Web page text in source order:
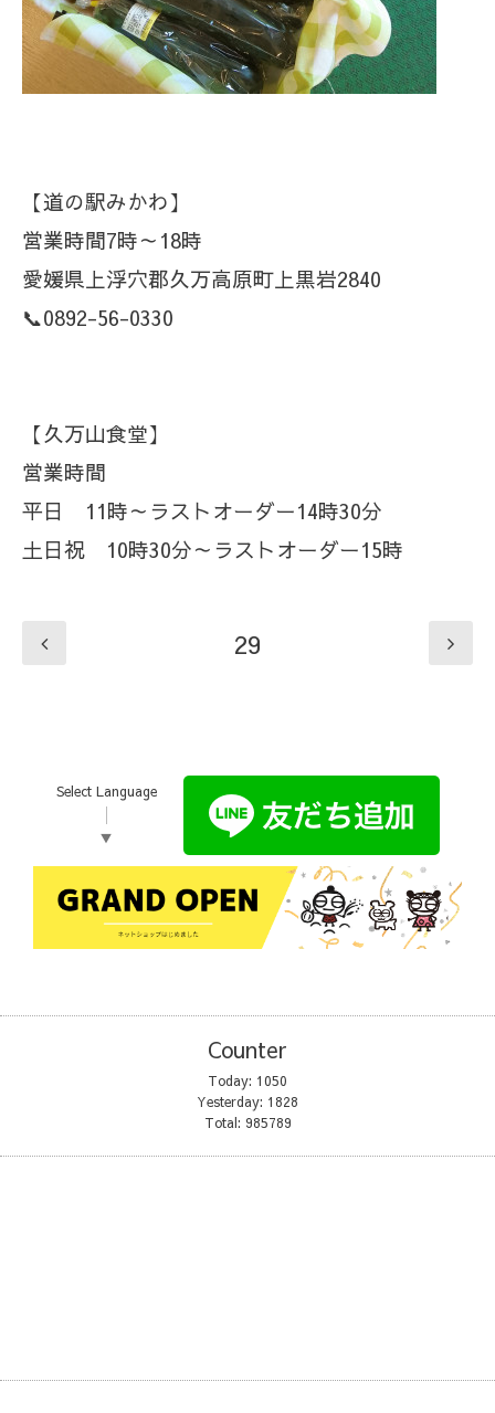
【道の駅みかわ】
営業時間7時～18時
愛媛県上浮穴郡久万高原町上黒岩2840
📞0892-56-0330
【久万山食堂】
営業時間
平日 11時～ラストオーダー14時30分
土日祝 10時30分～ラストオーダー15時
29
Select Language
▼
Counter
Today: 1050
Yesterday: 1828
Total: 985789